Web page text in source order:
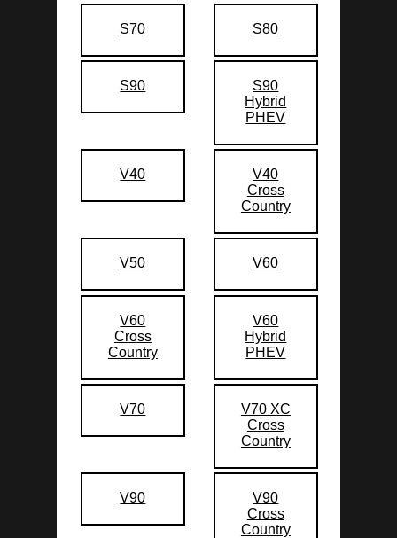
S70 S80
S90
S90
Hybrid
PHEV
V40
V40
Cross
Country
V50 V60
V60
Cross
Country
V60
Hybrid
PHEV
V70
V70 XC
Cross
Country
V90
V90
Cross
Country